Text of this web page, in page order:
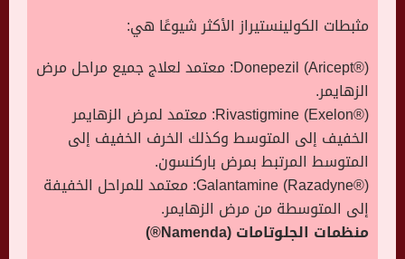
مثبطات الكولينستيراز الأكثر شيوعًا هي:
Donepezil (Aricept®): معتمد لعلاج جميع مراحل مرض
الزهايمر.
Rivastigmine (Exelon®): معتمد لمرض الزهايمر
الخفيف إلى المتوسط وكذلك الخرف الخفيف إلى
المتوسط المرتبط بمرض باركنسون.
Galantamine (Razadyne®): معتمد للمراحل الخفيفة
إلى المتوسطة من مرض الزهايمر.
منظمات الجلوتامات (Namenda®)